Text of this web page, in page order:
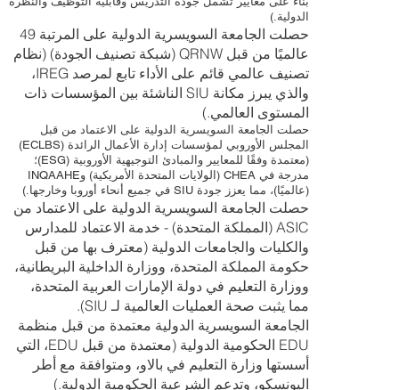
الدولية.)
حصلت الجامعة السويسرية الدولية على المرتبة 49
عالميًا من قبل QRNW (شبكة تصنيف الجودة) (نظام
تصنيف عالمي قائم على الأداء تابع لمرصد IREG،
والذي يبرز مكانة SIU الناشئة بين المؤسسات ذات
المستوى العالمي.)
حصلت الجامعة السويسرية الدولية على الاعتماد من قبل
المجلس الأوروبي لمؤسسات إدارة الأعمال الرائدة (ECLBS)
(معتمدة وفقًا للمعايير والمبادئ التوجيهية الأوروبية (ESG)؛
مدرجة في CHEA (الولايات المتحدة الأمريكية) وINQAAHE
(عالميًا)، مما يعزز جودة SIU في جميع أنحاء أوروبا وخارجها.)
حصلت الجامعة السويسرية الدولية على الاعتماد من
ASIC (المملكة المتحدة) - خدمة الاعتماد للمدارس
والكليات والجامعات الدولية (معترف بها من قبل
حكومة المملكة المتحدة، ووزارة الداخلية البريطانية،
ووزارة التعليم في دولة الإمارات العربية المتحدة،
مما يثبت صحة العمليات العالمية لـ SIU).
الجامعة السويسرية الدولية معتمدة من قبل منظمة
EDU الحكومية الدولية (معتمدة من قبل EDU، التي
أسستها وزارة التعليم في بالاو، ومتوافقة مع أطر
اليونسكو، وتدعم الشرعية الحكومية الدولية.)